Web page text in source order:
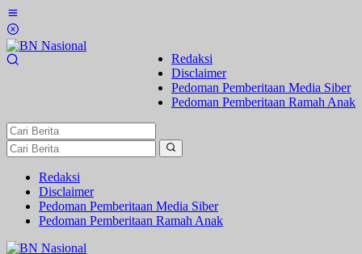
Lewati
ke
konten
Redaksi
Disclaimer
Pedoman Pemberitaan Media Siber
Pedoman Pemberitaan Ramah Anak
Redaksi
Disclaimer
Pedoman Pemberitaan Media Siber
Pedoman Pemberitaan Ramah Anak